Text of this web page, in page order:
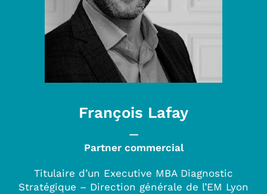
François Lafay
—
Partner commercial
Titulaire d’un Executive MBA Diagnostic
Stratégique – Direction générale de l’EM Lyon